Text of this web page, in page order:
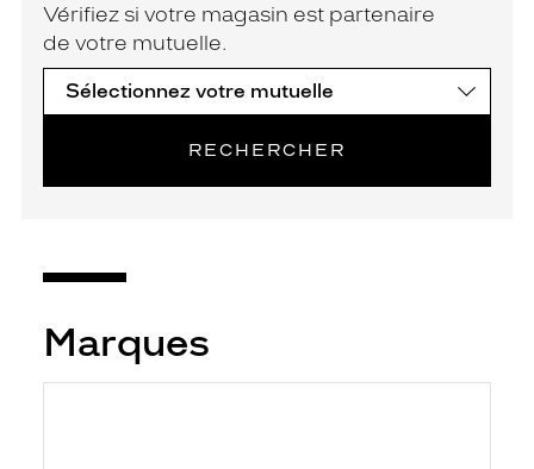
Vérifiez si votre magasin est partenaire
de votre mutuelle.
RECHERCHER
Marques